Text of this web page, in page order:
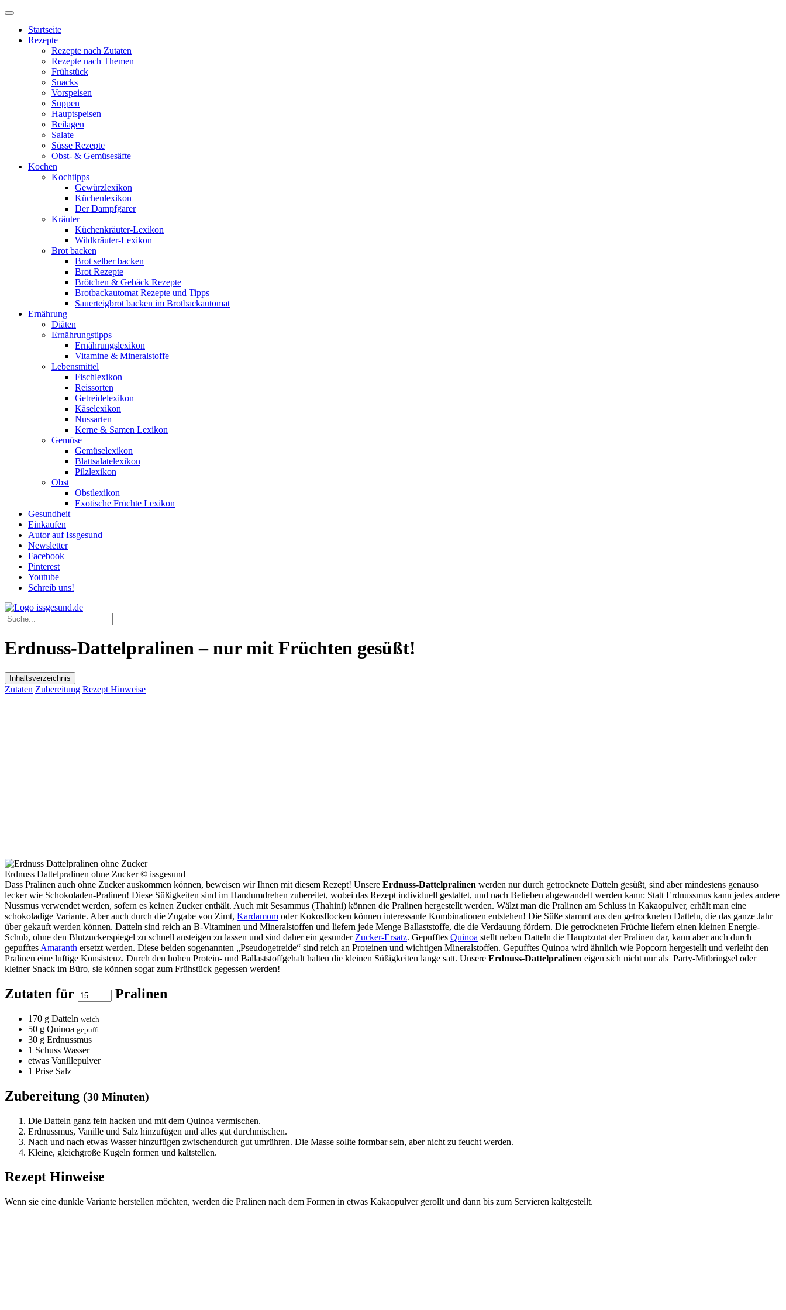
Startseite
Rezepte
Rezepte nach Zutaten
Rezepte nach Themen
Frühstück
Snacks
Vorspeisen
Suppen
Hauptspeisen
Beilagen
Salate
Süsse Rezepte
Obst- & Gemüsesäfte
Kochen
Kochtipps
Gewürzlexikon
Küchenlexikon
Der Dampfgarer
Kräuter
Küchenkräuter-Lexikon
Wildkräuter-Lexikon
Brot backen
Brot selber backen
Brot Rezepte
Brötchen & Gebäck Rezepte
Brotbackautomat Rezepte und Tipps
Sauerteigbrot backen im Brotbackautomat
Ernährung
Diäten
Ernährungstipps
Ernährungslexikon
Vitamine & Mineralstoffe
Lebensmittel
Fischlexikon
Reissorten
Getreidelexikon
Käselexikon
Nussarten
Kerne & Samen Lexikon
Gemüse
Gemüselexikon
Blattsalatelexikon
Pilzlexikon
Obst
Obstlexikon
Exotische Früchte Lexikon
Gesundheit
Einkaufen
Autor auf Issgesund
Newsletter
Facebook
Pinterest
Youtube
Schreib uns!
Erdnuss-Dattelpralinen – nur mit Früchten gesüßt!
Inhaltsverzeichnis
Zutaten Zubereitung Rezept Hinweise
Erdnuss Dattelpralinen ohne Zucker © issgesund
Dass Pralinen auch ohne Zucker auskommen können, beweisen wir Ihnen mit diesem Rezept! Unsere Erdnuss-Dattelpralinen werden nur durch getrocknete Datteln gesüßt, sind aber mindestens genauso
lecker wie Schokoladen-Pralinen! Diese Süßigkeiten sind im Handumdrehen zubereitet, wobei das Rezept individuell gestaltet, und nach Belieben abgewandelt werden kann: Statt Erdnussmus kann jedes andere
Nussmus verwendet werden, sofern es keinen Zucker enthält. Auch mit Sesammus (Thahini) können die Pralinen hergestellt werden. Wälzt man die Pralinen am Schluss in Kakaopulver, erhält man eine
schokoladige Variante. Aber auch durch die Zugabe von Zimt, Kardamom oder Kokosflocken können interessante Kombinationen entstehen! Die Süße stammt aus den getrockneten Datteln, die das ganze Jahr
über gekauft werden können. Datteln sind reich an B-Vitaminen und Mineralstoffen und liefern jede Menge Ballaststoffe, die die Verdauung fördern. Die getrockneten Früchte liefern einen kleinen Energie-
Schub, ohne den Blutzuckerspiegel zu schnell ansteigen zu lassen und sind daher ein gesunder Zucker-Ersatz. Gepufftes Quinoa stellt neben Datteln die Hauptzutat der Pralinen dar, kann aber auch durch
gepufftes Amaranth ersetzt werden. Diese beiden sogenannten „Pseudogetreide“ sind reich an Proteinen und wichtigen Mineralstoffen. Gepufftes Quinoa wird ähnlich wie Popcorn hergestellt und verleiht den
Pralinen eine luftige Konsistenz. Durch den hohen Protein- und Ballaststoffgehalt halten die kleinen Süßigkeiten lange satt. Unsere Erdnuss-Dattelpralinen eigen sich nicht nur als Party-Mitbringsel oder
kleiner Snack im Büro, sie können sogar zum Frühstück gegessen werden!
Zutaten für Pralinen
170 g Datteln weich
50 g Quinoa gepufft
30 g Erdnussmus
1 Schuss Wasser
etwas Vanillepulver
1 Prise Salz
Zubereitung (30 Minuten)
Die Datteln ganz fein hacken und mit dem Quinoa vermischen.
Erdnussmus, Vanille und Salz hinzufügen und alles gut durchmischen.
Nach und nach etwas Wasser hinzufügen zwischendurch gut umrühren. Die Masse sollte formbar sein, aber nicht zu feucht werden.
Kleine, gleichgroße Kugeln formen und kaltstellen.
Rezept Hinweise
Wenn sie eine dunkle Variante herstellen möchten, werden die Pralinen nach dem Formen in etwas Kakaopulver gerollt und dann bis zum Servieren kaltgestellt.